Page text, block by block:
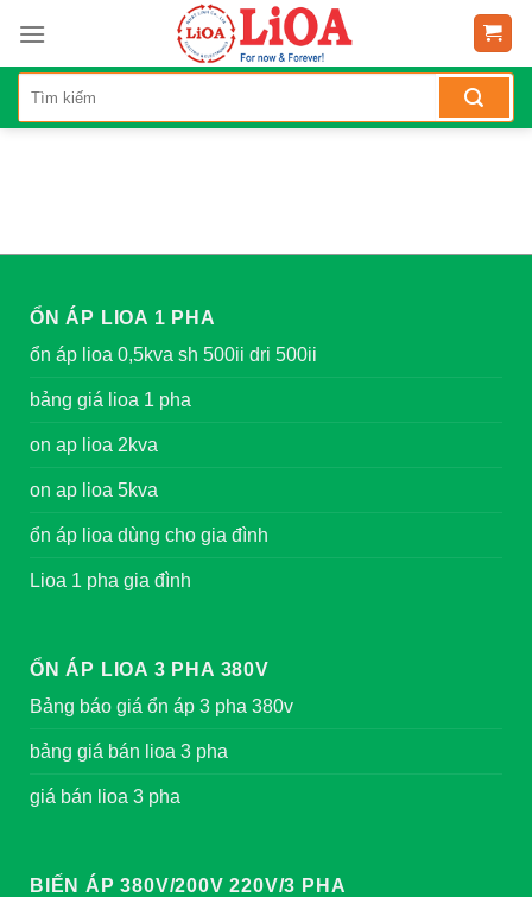
content
ỔN ÁP LIOA 1 PHA
ổn áp lioa 0,5kva sh 500ii dri 500ii
bảng giá lioa 1 pha
on ap lioa 2kva
on ap lioa 5kva
ổn áp lioa dùng cho gia đình
Lioa 1 pha gia đình
ỔN ÁP LIOA 3 PHA 380V
Bảng báo giá ổn áp 3 pha 380v
bảng giá bán lioa 3 pha
giá bán lioa 3 pha
BIẾN ÁP 380V/200V 220V/3 PHA